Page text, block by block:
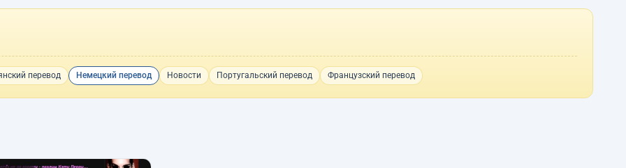
перевод Немецкий перевод Новости Португальский перевод Французский перевод